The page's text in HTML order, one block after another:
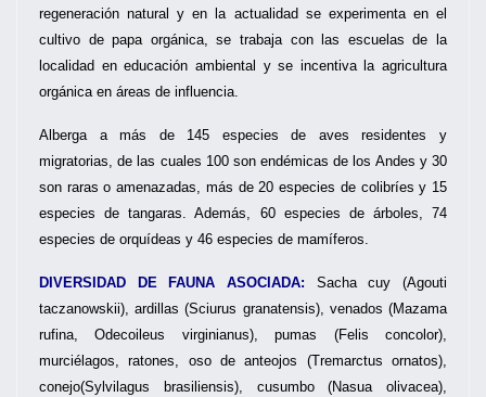
regeneración natural y en la actualidad se experimenta en el
cultivo de papa orgánica, se trabaja con las escuelas de la
localidad en educación ambiental y se incentiva la agricultura
orgánica en áreas de influencia.
Alberga a más de 145 especies de aves residentes y
migratorias, de las cuales 100 son endémicas de los Andes y 30
son raras o amenazadas, más de 20 especies de colibríes y 15
especies de tangaras. Además, 60 especies de árboles, 74
especies de orquídeas y 46 especies de mamíferos.
DIVERSIDAD DE FAUNA ASOCIADA: Sacha cuy (Agouti
taczanowskii), ardillas (Sciurus granatensis), venados (Mazama
rufina, Odecoileus virginianus), pumas (Felis concolor),
murciélagos, ratones, oso de anteojos (Tremarctus ornatos),
conejo(Sylvilagus brasiliensis), cusumbo (Nasua olivacea),